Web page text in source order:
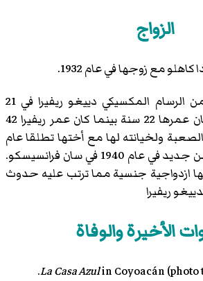
الزواج
مع زوجها في عام 1932.
تزوجت فريدا كاهلو من الرسام المكسيكي دييغو ريفيرا في 21
أغسطس 1929 وقد كان عمرها 22 سنة بينما كان عمر ريفيرا 42
ولخيانته لها مع أختها تطلقا عام
1939 ولكنهما تزوجا من جديد في عام 1940 في سان فرانسيسكو.
ازدواجية جنسية مما ترتب عليه حدوث
ريفيرا
الأخيرة والوفاة
La Casa AzulinCoyoacán(photo